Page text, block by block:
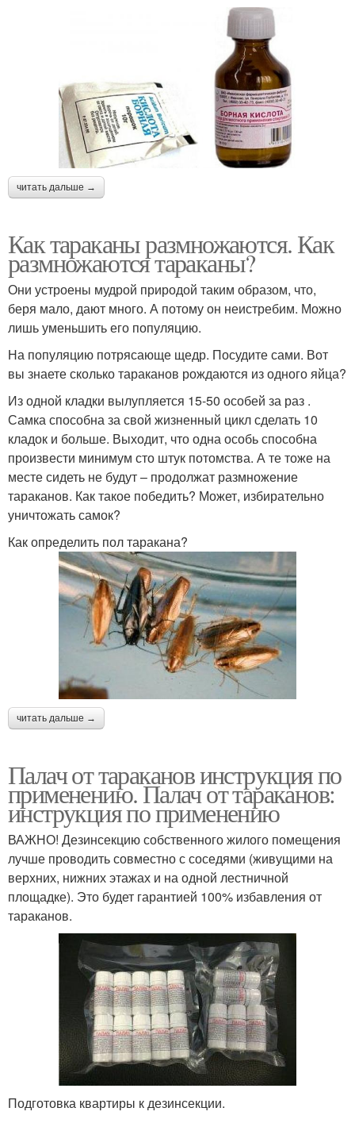
читать дальше →
Как тараканы размножаются. Как
размножаются тараканы?
Они устроены мудрой природой таким образом, что,
беря мало, дают много. А потому он неистребим. Можно
лишь уменьшить его популяцию.
На популяцию потрясающе щедр. Посудите сами. Вот
вы знаете сколько тараканов рождаются из одного яйца?
Из одной кладки вылупляется 15-50 особей за раз .
Самка способна за свой жизненный цикл сделать 10
кладок и больше. Выходит, что одна особь способна
произвести минимум сто штук потомства. А те тоже на
месте сидеть не будут – продолжат размножение
тараканов. Как такое победить? Может, избирательно
уничтожать самок?
Как определить пол таракана?
читать дальше →
Палач от тараканов инструкция по
применению. Палач от тараканов:
инструкция по применению
ВАЖНО! Дезинсекцию собственного жилого помещения
лучше проводить совместно с соседями (живущими на
верхних, нижних этажах и на одной лестничной
площадке). Это будет гарантией 100% избавления от
тараканов.
Подготовка квартиры к дезинсекции.